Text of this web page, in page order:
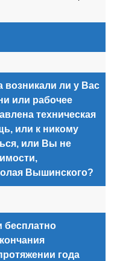
возникали ли у Вас
или рабочее
техническая
или к никому
или Вы не
Вышинского?
бесплатно
года